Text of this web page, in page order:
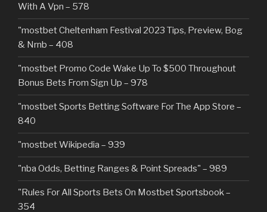
With A Vpn – 578
"mostbet Cheltenham Festival 2023 Tips, Preview, Bog
& Nrnb – 408
"mostbet Promo Code Wake Up To $500 Throughout
Bonus Bets From Sign Up – 978
"‎mostbet Sports Betting Software For The App Store –
840
"mostbet Wikipedia – 939
"nba Odds, Betting Ranges & Point Spreads" – 989
"Rules For All Sports Bets On Mostbet Sportsbook –
354